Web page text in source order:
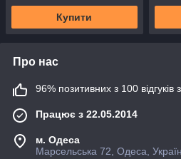
Купити
Про нас
96% позитивних з 100 відгуків
Працює з 22.05.2014
м. Одеса
Марсельська 72, Одеса,